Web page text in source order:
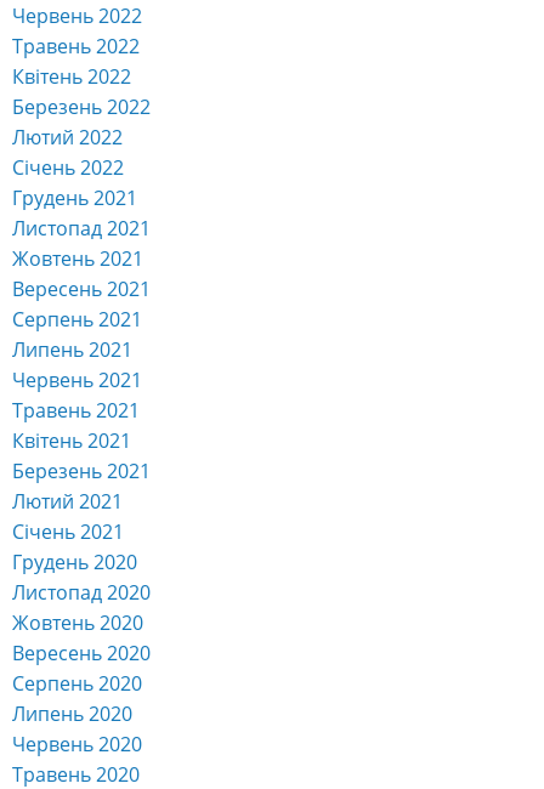
Червень 2022
Травень 2022
Квітень 2022
Березень 2022
Лютий 2022
Січень 2022
Грудень 2021
Листопад 2021
Жовтень 2021
Вересень 2021
Серпень 2021
Липень 2021
Червень 2021
Травень 2021
Квітень 2021
Березень 2021
Лютий 2021
Січень 2021
Грудень 2020
Листопад 2020
Жовтень 2020
Вересень 2020
Серпень 2020
Липень 2020
Червень 2020
Травень 2020